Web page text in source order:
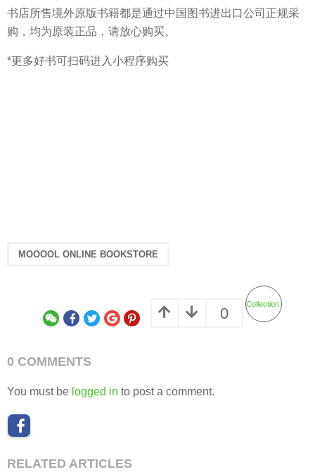
书店所售境外原版书籍都是通过中国图书进出口公司正规采
购，均为原装正品，请放心购买。
*更多好书可扫码进入小程序购买
MOOOOL ONLINE BOOKSTORE
0
Collection
0 COMMENTS
You must be logged in to post a comment.
RELATED ARTICLES